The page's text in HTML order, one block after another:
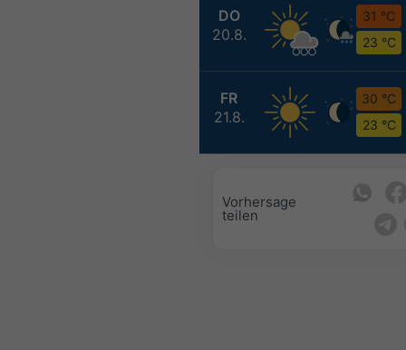
DO
20.8.
31 °C
23 °C
FR
21.8.
30 °C
23 °C
Vorhersage
teilen